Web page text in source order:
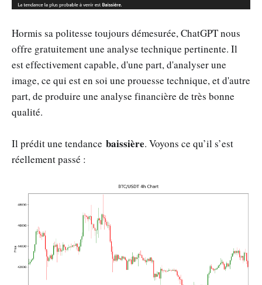
Hormis sa politesse toujours démesurée, ChatGPT nous
offre gratuitement une analyse technique pertinente. Il
est effectivement capable, d'une part, d'analyser une
image, ce qui est en soi une prouesse technique, et d'autre
part, de produire une analyse financière de très bonne
qualité.
Il prédit une tendance baissière. Voyons ce qu’il s’est
réellement passé :